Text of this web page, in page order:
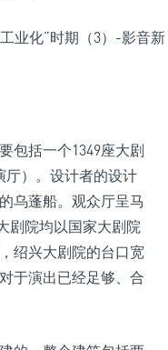
包括一个1349座大剧
厅）。设计者的设计
乌蓬船。观众厅呈马
剧院均以国家大剧院
绍兴大剧院的台口宽
于演出已经足够、合